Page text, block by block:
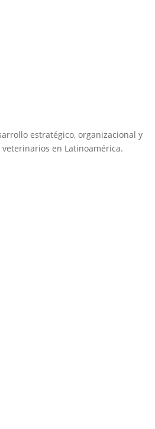
estratégico, organizacional y
en Latinoamérica.